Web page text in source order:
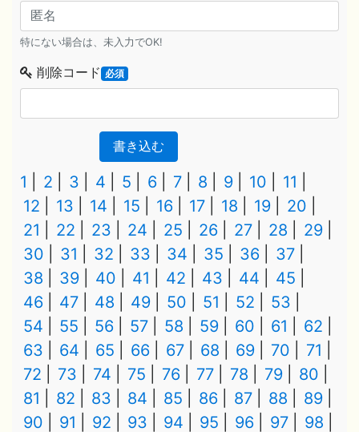
特にない場合は、未入力でOK!
削除コード 必須
書き込む
1 2 3 4 5 6 7 8 9 10
11
12
13 14 15 16 17 18 19
20
21
22 23 24 25 26 27 28
29
30
31 32 33 34 35 36
37
38
39 40 41 42 43 44
45
46
47 48 49 50 51 52
53
54
55 56 57 58 59 60 61
62
63
64 65 66 67 68 69 70
71
72
73 74 75 76 77 78 79
80
81
82 83 84 85 86 87 88
89
90
91 92 93 94 95 96 97
98